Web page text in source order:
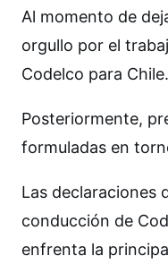
Al momento de
orgullo por el
Codelco para Chile.
Posteriormente,
formuladas en
Las declaraciones
conducción de
enfrenta la